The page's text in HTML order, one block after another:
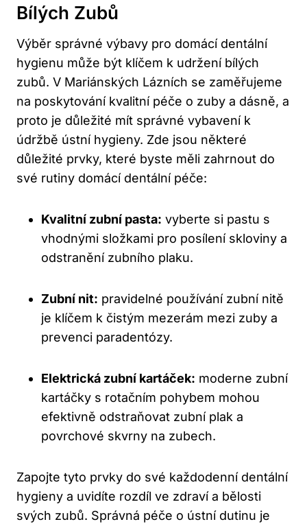
Bílých Zubů
Výběr správné výbavy pro domácí dentální
hygienu může být klíčem k udržení bílých
zubů. V Mariánských Lázních se zaměřujeme
na poskytování kvalitní péče o zuby a dásně, a
proto je důležité mít správné vybavení k
údržbě ústní hygieny. Zde jsou některé
důležité prvky, které byste měli zahrnout do
své rutiny domácí dentální péče:
Kvalitní zubní pasta: vyberte si pastu s
vhodnými složkami pro posílení skloviny a
odstranění zubního plaku.
Zubní nit: pravidelné používání zubní nitě
je klíčem k čistým mezerám mezi zuby a
prevenci paradentózy.
Elektrická zubní kartáček: moderne zubní
kartáčky s rotačním pohybem mohou
efektivně odstraňovat zubní plak a
povrchové skvrny na zubech.
Zapojte tyto prvky do své každodenní dentální
hygieny a uvidíte rozdíl ve zdraví a bělosti
svých zubů. Správná péče o ústní dutinu je